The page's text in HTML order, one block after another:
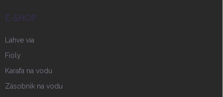
E-SHOP
Lahve via
Fioly
Karafa na vodu
Zásobnik na vodu